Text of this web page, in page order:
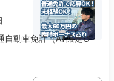
自動車免許（AT限定O